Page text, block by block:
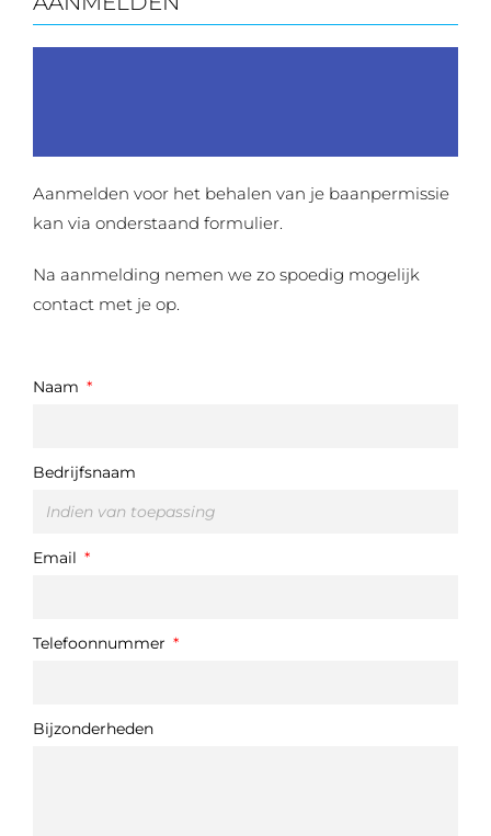
Haal nu je baanpermissie!
Aanmelden voor het behalen van je baanpermissie
kan via onderstaand formulier.
Na aanmelding nemen we zo spoedig mogelijk
contact met je op.
Naam
Bedrijfsnaam
Email
Telefoonnummer
Bijzonderheden